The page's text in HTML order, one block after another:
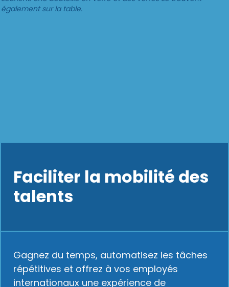
Faciliter la mobilité des
talents
Gagnez du temps, automatisez les tâches
répétitives et offrez à vos employés
internationaux une expérience de